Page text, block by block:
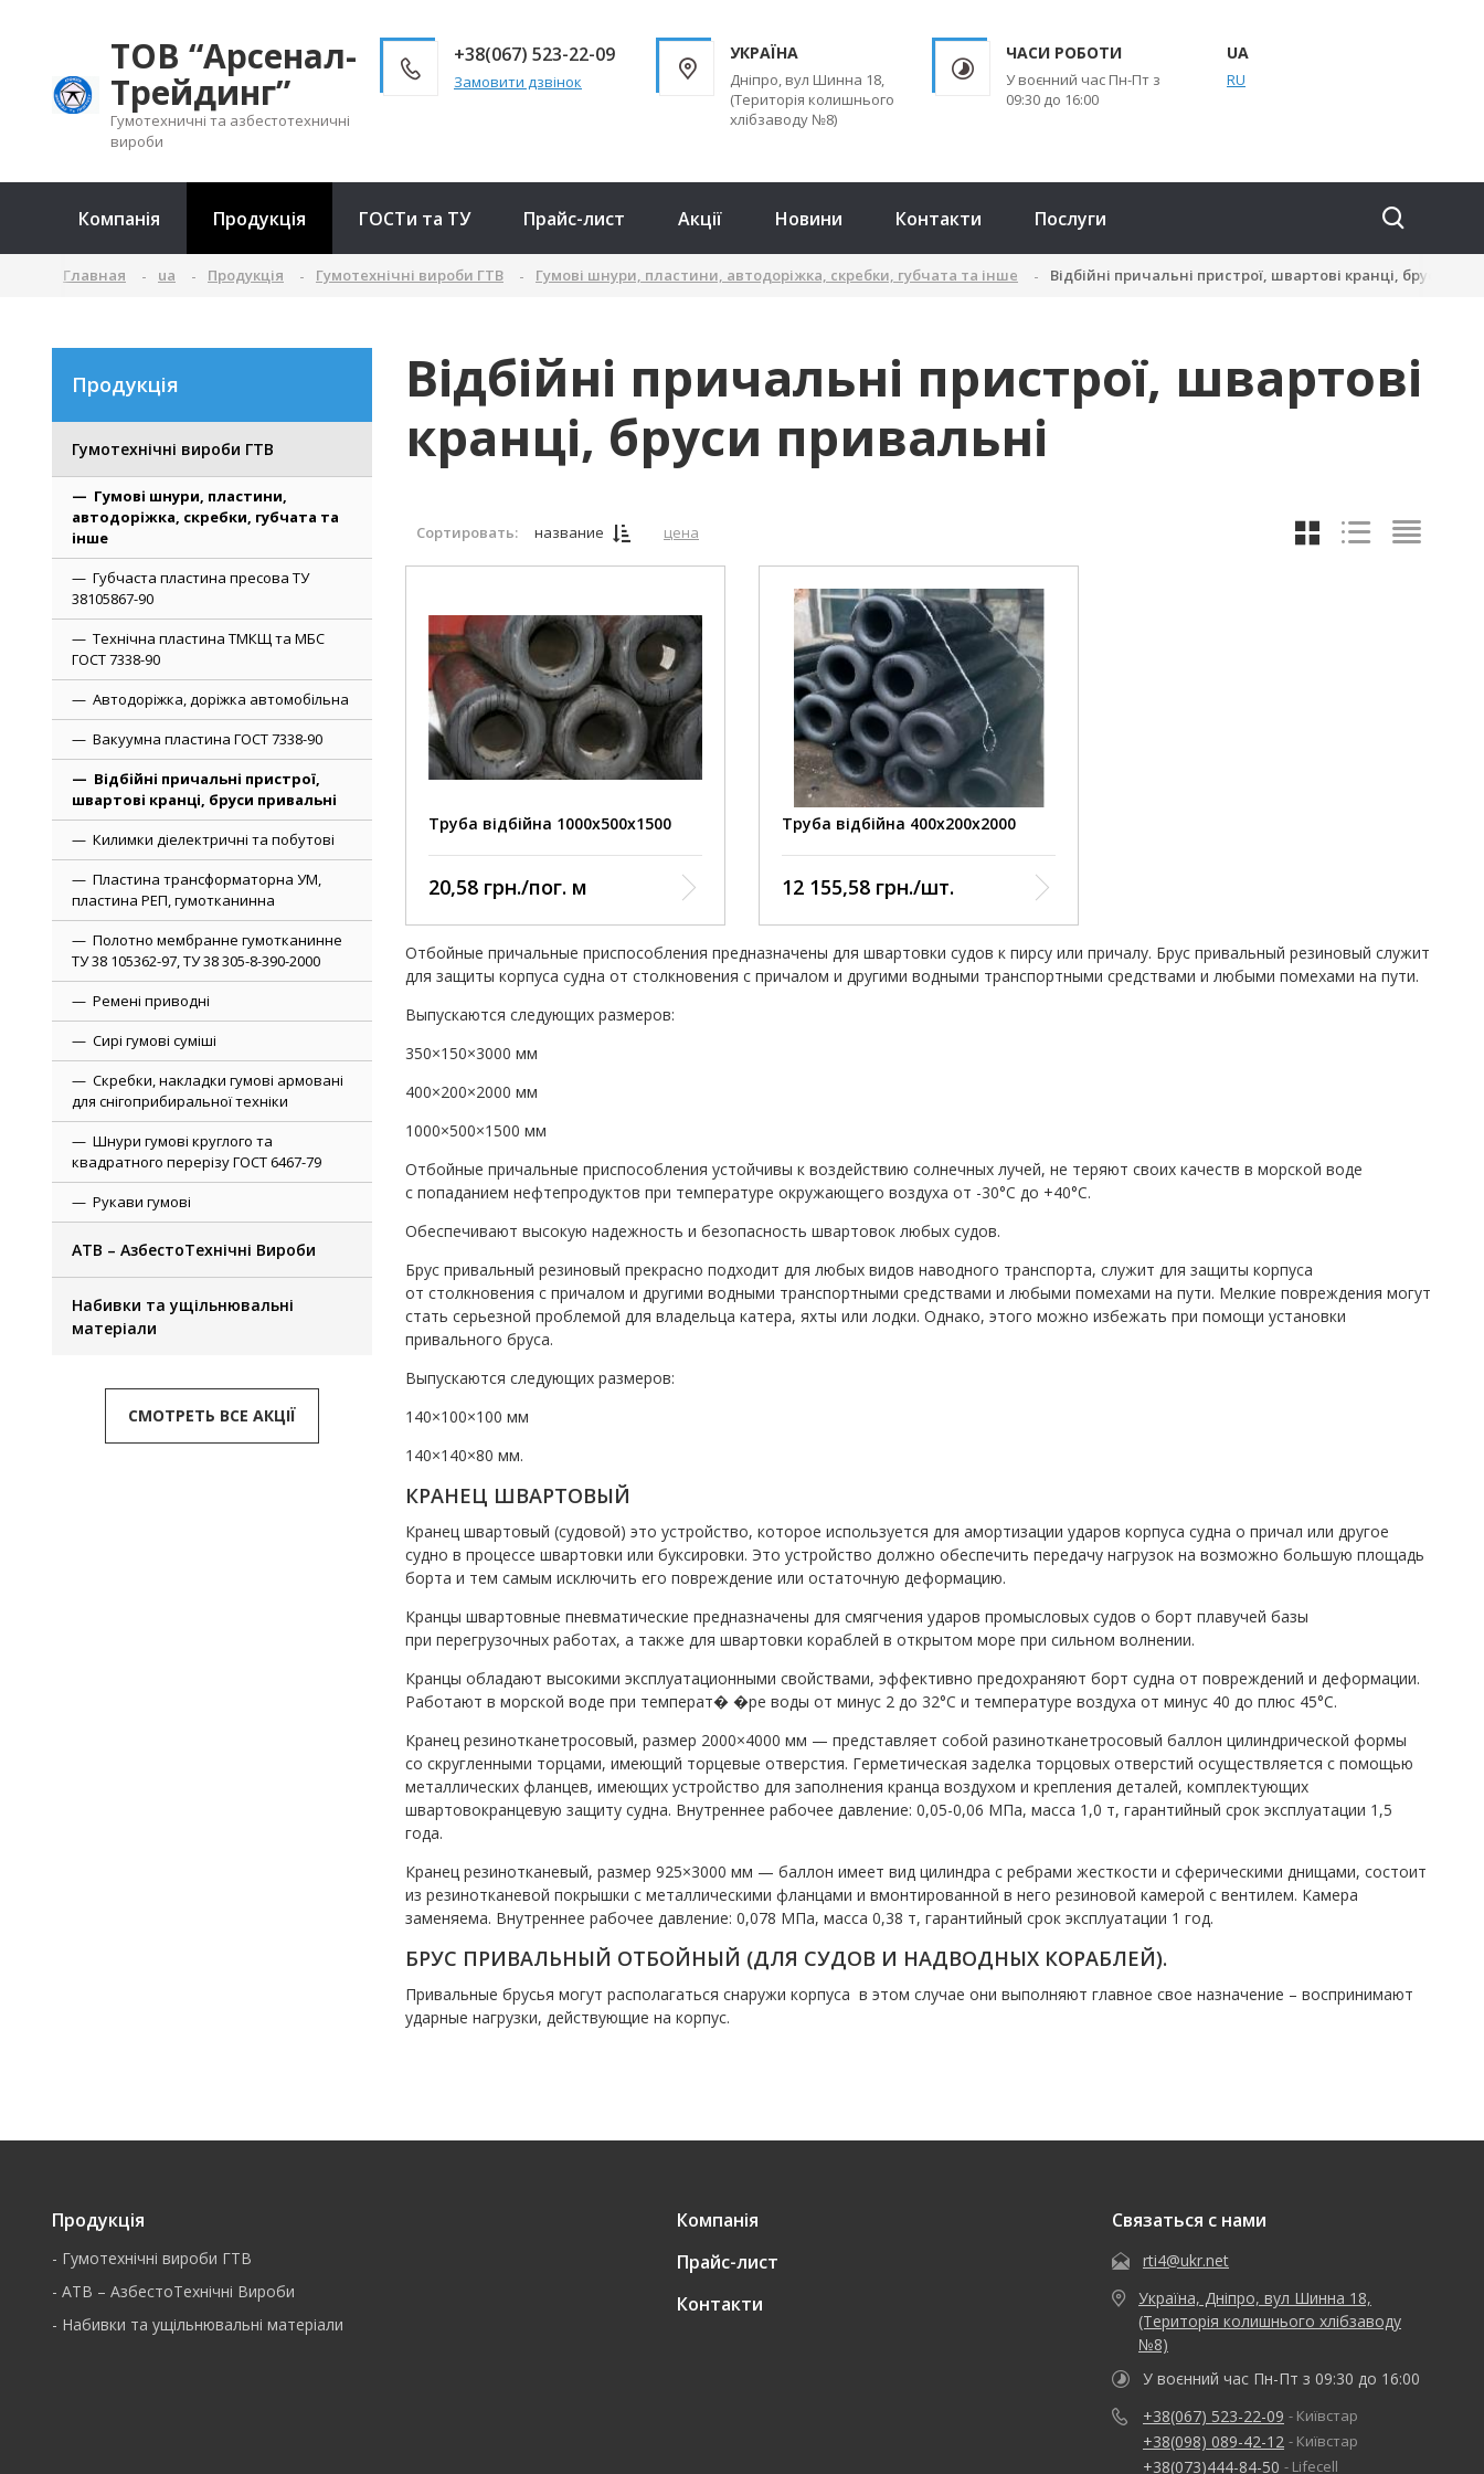
ТОВ “Арсенал-
Трейдинг”
Гумотехничні та азбестотехничні
вироби
+38(067) 523-22-09
Замовити дзвінок
УКРАЇНА
Дніпро, вул Шинна 18,
(Територія колишнього
хлібзаводу №8)
ЧАСИ РОБОТИ
У воєнний час Пн-Пт з
09:30 до 16:00
UA
RU
Компанія Продукція ГОСТи та ТУ Прайс-лист Акції Новини Контакти Послуги
Главная ua Продукція Гумотехнічні вироби ГТВ Гумові шнури, пластини, автодоріжка, скребки, губчата та інше Відбійні причальні пристрої, швартові кранці, бруси
Продукція
Гумотехнічні вироби ГТВ
Гумові шнури, пластини,
автодоріжка, скребки, губчата та
інше
Губчаста пластина пресова ТУ
38105867-90
Технічна пластина ТМКЩ та МБС
ГОСТ 7338-90
Автодоріжка, доріжка автомобільна
Вакуумна пластина ГОСТ 7338-90
Відбійні причальні пристрої,
швартові кранці, бруси привальні
Килимки діелектричні та побутові
Пластина трансформаторна УМ,
пластина РЕП, гумотканинна
Полотно мембранне гумотканинне
ТУ 38 105362-97, ТУ 38 305-8-390-2000
Ремені приводні
Сирі гумові суміші
Скребки, накладки гумові армовані
для снігоприбиральної техніки
Шнури гумові круглого та
квадратного перерізу ГОСТ 6467-79
Рукави гумові
АТВ – АзбестоТехнічні Вироби
Набивки та ущільнювальні
матеріали
СМОТРЕТЬ ВСЕ АКЦІЇ
Відбійні причальні пристрої, швартові
кранці, бруси привальні
Сортировать: название цена
Труба відбійна 1000х500х1500
20,58 грн./пог. м
Труба відбійна 400х200х2000
12 155,58 грн./шт.
Отбойные причальные приспособления предназначены для швартовки судов к пирсу или причалу. Брус привальный резиновый служит
для защиты корпуса судна от столкновения с причалом и другими водными транспортными средствами и любыми помехами на пути.
Выпускаются следующих размеров:
350×150×3000 мм
400×200×2000 мм
1000×500×1500 мм
Отбойные причальные приспособления устойчивы к воздействию солнечных лучей, не теряют своих качеств в морской воде
с попаданием нефтепродуктов при температуре окружающего воздуха от -30°C до +40°C.
Обеспечивают высокую надежность и безопасность швартовок любых судов.
Брус привальный резиновый прекрасно подходит для любых видов наводного транспорта, служит для защиты корпуса
от столкновения с причалом и другими водными транспортными средствами и любыми помехами на пути. Мелкие повреждения могут
стать серьезной проблемой для владельца катера, яхты или лодки. Однако, этого можно избежать при помощи установки
привального бруса.
Выпускаются следующих размеров:
140×100×100 мм
140×140×80 мм.
КРАНЕЦ ШВАРТОВЫЙ
Кранец швартовый (судовой) это устройство, которое используется для амортизации ударов корпуса судна о причал или другое
судно в процессе швартовки или буксировки. Это устройство должно обеспечить передачу нагрузок на возможно большую площадь
борта и тем самым исключить его повреждение или остаточную деформацию.
Кранцы швартовные пневматические предназначены для смягчения уда­ров промысловых судов о борт плавучей базы
при перегрузочных работах, а также для швартовки кораблей в открытом море при сильном волнении.
Кранцы обладают высокими эксплуатационными свойствами, эффективно предохраняют борт судна от повреждений и деформации.
Работают в морской воде при температ� �ре воды от минус 2 до 32°C и температуре воздуха от минус 40 до плюс 45°C.
Кранец резинотканетросовый, размер 2000×4000 мм — представляет собой разинотканетросовый баллон цилиндрической формы
со скругленными тор­цами, имеющий торцевые отверстия. Герметическая заделка торцовых отверс­тий осуществляется с помощью
металлических фланцев, имеющих устройство для заполнения кранца воздухом и крепления деталей, комплектующих
швартовокранцевую защиту судна. Внутреннее рабочее давление: 0,05-0,06 МПа, масса 1,0 т, гарантийный срок эксплуатации 1,5
года.
Кранец резинотканевый, размер 925×3000 мм — баллон имеет вид цилиндра с ребрами жесткости и сферическими днищами, состоит
из резинотканевой покрышки с металлическими фланцами и вмонтированной в него резиновой камерой с вентилем. Камера
заменяема. Внутреннее рабочее давление: 0,078 МПа, масса 0,38 т, гарантийный срок эксплуатации 1 год.
БРУС ПРИВАЛЬНЫЙ ОТБОЙНЫЙ (ДЛЯ СУДОВ И НАДВОДНЫХ КОРАБЛЕЙ).
Привальные брусья могут располагаться снаружи корпуса в этом случае они выполняют главное свое назначение – воспринимают
ударные нагрузки, действующие на корпус.
Продукція
- Гумотехнічні вироби ГТВ
- АТВ – АзбестоТехнічні Вироби
- Набивки та ущільнювальні матеріали
Компанія
Прайс-лист
Контакти
Связаться с нами
rti4@ukr.net
Україна, Дніпро, вул Шинна 18,
(Територія колишнього хлібзаводу
№8)
У воєнний час Пн-Пт з 09:30 до 16:00
+38(067) 523-22-09 - Київстар
+38(098) 089-42-12 - Київстар
+38(073)444-84-50 - Lifecell